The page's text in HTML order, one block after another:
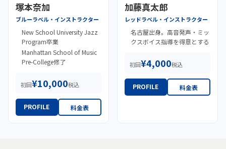
塚本奈加
ブルーラベル・インストラクター
New School University Jazz
Program卒業
Manhattan School of Music
Pre-College修了
初回¥10,000税込
PROFILE 料金表
加藤真太郎
レッドラベル・インストラクター
名古屋出身。高音発声・ミッ
クスボイス指導を得意とする
初回¥4,000税込
PROFILE 料金表